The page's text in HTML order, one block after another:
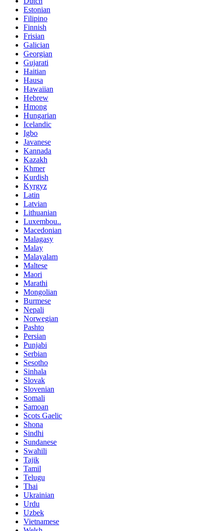
Estonian
Filipino
Finnish
Frisian
Galician
Georgian
Gujarati
Haitian
Hausa
Hawaiian
Hebrew
Hmong
Hungarian
Icelandic
Igbo
Javanese
Kannada
Kazakh
Khmer
Kurdish
Kyrgyz
Latin
Latvian
Lithuanian
Luxembou..
Macedonian
Malagasy
Malay
Malayalam
Maltese
Maori
Marathi
Mongolian
Burmese
Nepali
Norwegian
Pashto
Persian
Punjabi
Serbian
Sesotho
Sinhala
Slovak
Slovenian
Somali
Samoan
Scots Gaelic
Shona
Sindhi
Sundanese
Swahili
Tajik
Tamil
Telugu
Thai
Ukrainian
Urdu
Uzbek
Vietnamese